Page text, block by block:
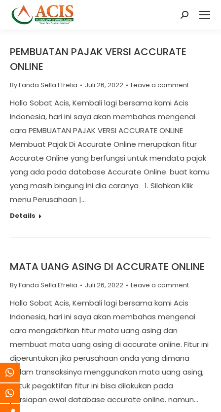
Search:
PEMBUATAN PAJAK VERSI ACCURATE
ONLINE
ByFanda Sella Efrelia Juli 26, 2022 Leave a comment
Hallo Sobat Acis, Kembali lagi bersama kami Acis
Indonesia, hari ini saya akan membahas mengenai
cara PEMBUATAN PAJAK VERSI ACCURATE ONLINE
Membuat Pajak Di Accurate Online merupakan fitur
Accurate Online yang berfungsi untuk mendata pajak
yang ada pada database Accurate Online. buat kamu
yang masih bingung ini dia caranya 1. Silahkan Klik
menu Perusahaan |…
Details
MATA UANG ASING DI ACCURATE ONLINE
ByFanda Sella Efrelia Juli 26, 2022 Leave a comment
Hallo Sobat Acis, Kembali lagi bersama kami Acis
Indonesia, hari ini saya akan membahas mengenai
cara mengaktifkan fitur mata uang asing dan
membuat mata uang asing di accurate online. Fitur ini
diperuntukan jika perusahaan anda yang dimana
dalam transaksinya menggunakan mata uang asing,
untuk pegaktifan fitur ini bisa dilakukan pada
persiapan awal database accurate online. namun…